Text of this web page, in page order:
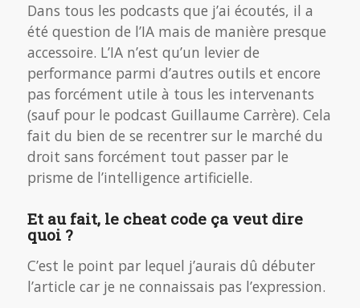
Dans tous les podcasts que j’ai écoutés, il a
été question de l’IA mais de manière presque
accessoire. L’IA n’est qu’un levier de
performance parmi d’autres outils et encore
pas forcément utile à tous les intervenants
(sauf pour le podcast Guillaume Carrère). Cela
fait du bien de se recentrer sur le marché du
droit sans forcément tout passer par le
prisme de l’intelligence artificielle.
Et au fait, le cheat code ça veut dire
quoi ?
C’est le point par lequel j’aurais dû débuter
l’article car je ne connaissais pas l’expression.